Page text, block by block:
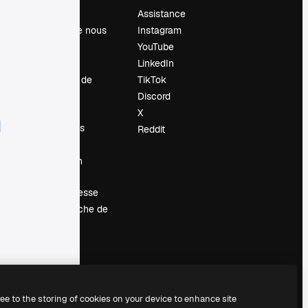
À propos de nous
Tendances de
Événements
Vendre mon
Salle de presse
À la recherche de
Assistance
Instagram
YouTube
LinkedIn
TikTok
Discord
X
Reddit
to the storing of cookies on your device to enhance site